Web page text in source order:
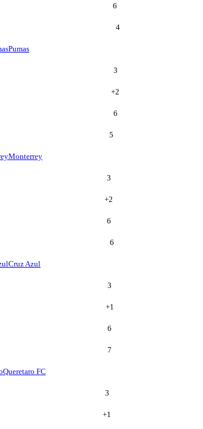
6
4
Pumas
3
+2
6
5
Monterrey
3
+2
6
6
Cruz Azul
3
+1
6
7
Queretaro FC
3
+1